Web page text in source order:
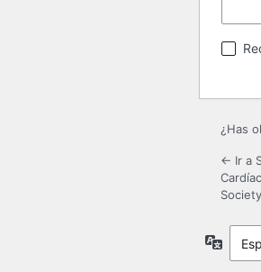
¿Has
← Ir a
Society
Idioma